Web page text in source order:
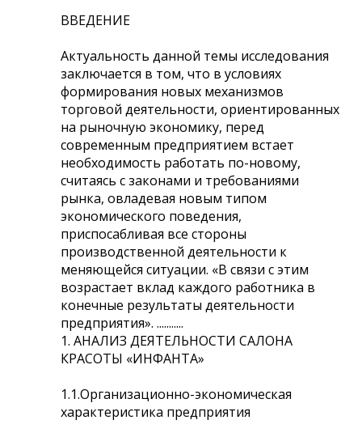
ВВЕДЕНИЕ
Актуальность данной темы исследования
заключается в том, что в условиях
формирования новых механизмов
торговой деятельности, ориентированных
на рыночную экономику, перед
современным предприятием встает
необходимость работать по-новому,
считаясь с законами и требованиями
рынка, овладевая новым типом
экономического поведения,
приспосабливая все стороны
производственной деятельности к
меняющейся ситуации. «В связи с этим
возрастает вклад каждого работника в
конечные результаты деятельности
предприятия». ...........
1. АНАЛИЗ ДЕЯТЕЛЬНОСТИ САЛОНА
КРАСОТЫ «ИНФАНТА»
1.1.Организационно-экономическая
характеристика предприятия